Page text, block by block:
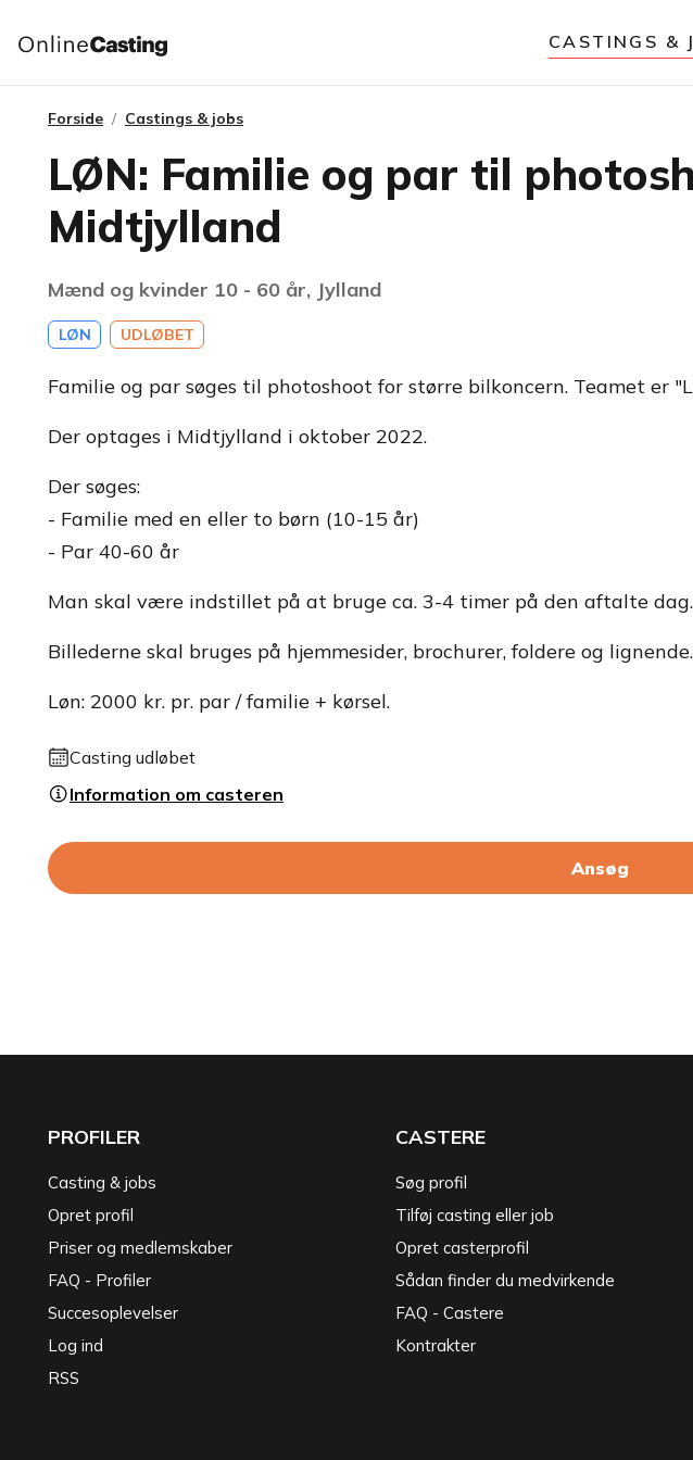
CASTINGS &
Forside Castings & jobs
LØN: Familie og par til
Midtjylland
Mænd og kvinder 10 - 60 år, Jylland
LØN UDLØBET
Familie og par søges til photoshoot for større bilkoncern. Teamet er
Der optages i Midtjylland i oktober 2022.
Der søges:
- Familie med en eller to børn (10-15 år)
- Par 40-60 år
Man skal være indstillet på at bruge ca. 3-4 timer på den aftalte dag.
Billederne skal bruges på hjemmesider, brochurer, foldere og lignende.
Løn: 2000 kr. pr. par / familie + kørsel.
Casting udløbet
Information om casteren
Ansøg
PROFILER
Casting & jobs
Opret profil
Priser og medlemskaber
FAQ - Profiler
Succesoplevelser
Log ind
RSS
CASTERE
Søg profil
Tilføj casting eller job
Opret casterprofil
Sådan finder du medvirkende
FAQ - Castere
Kontrakter